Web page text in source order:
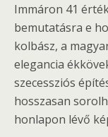
Immáron 41
bemutatásra e
kolbász, a
elegancia
szecessziós
hosszasan
honlapon lévő